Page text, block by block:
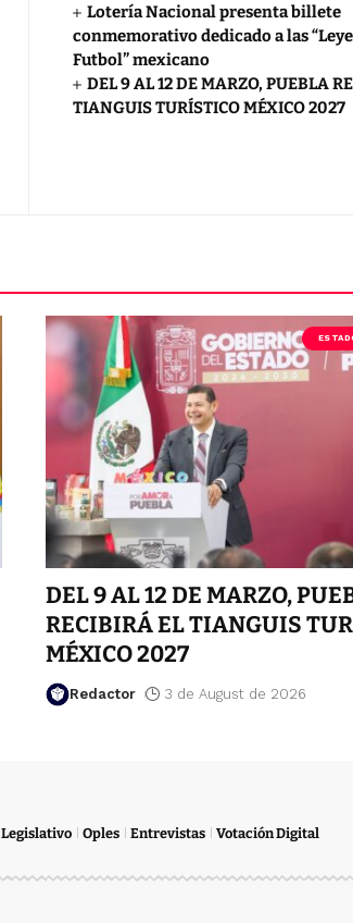
Lotería Nacional presenta billete
conmemorativo dedicado a las
Futbol” mexicano
DEL 9 AL 12 DE MARZO, PUEBLA
TIANGUIS TURÍSTICO MÉXICO 2027
DEL 9 AL 12 DE MARZO,
RECIBIRÁ EL TIANGUIS
MÉXICO 2027
Redactor 3 de August de 2026
Legislativo Oples Entrevistas Votación Digital